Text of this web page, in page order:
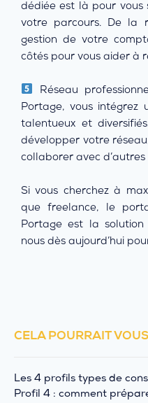
dédiée est là pour
votre parcours. De la
gestion de votre
côtés pour vous aider à
Réseau
Portage, vous intégrez
talentueux et
développer votre
collaborer avec
Si vous cherchez à
que freelance, le
Portage est la solution
nous dès aujourd’hui
CELA POURRAIT
Les 4 profils types de
Profil 4 : comment